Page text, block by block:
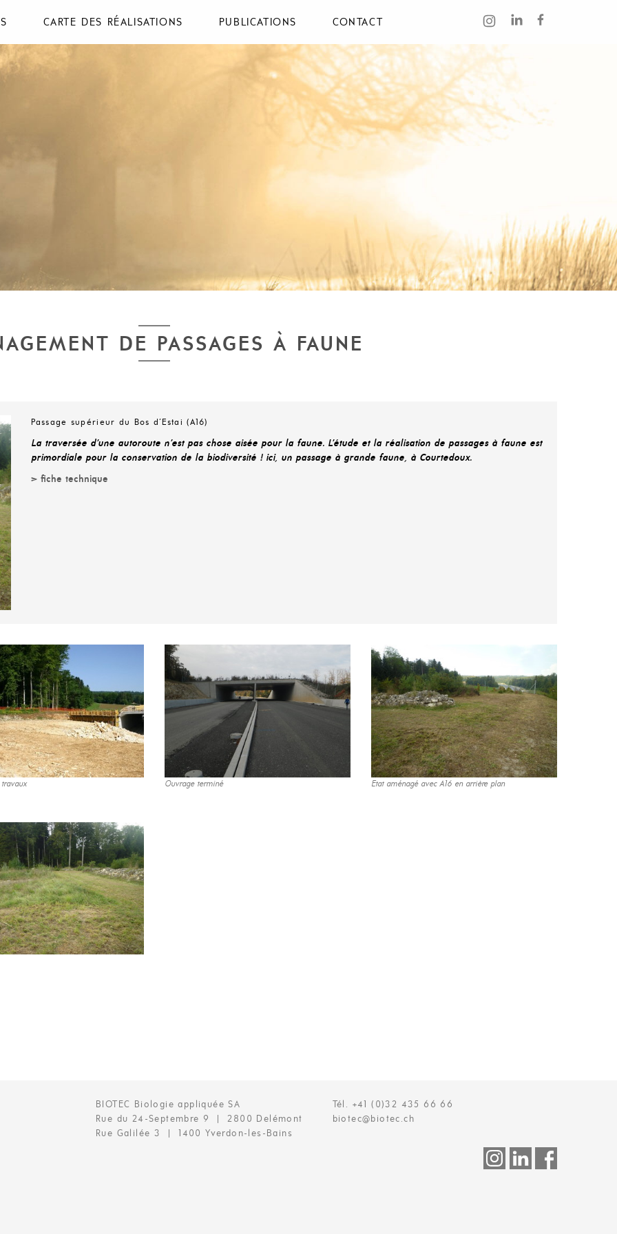
CARTE DES RÉALISATIONS PUBLICATIONS CONTACT
DE PASSAGES À FAUNE
Passage supérieur du Bos d’Estai (A16)
La traversée d’une autoroute n’est pas chose aisée pour la faune. L’étude et la réalisation de passages à faune est
primordiale pour la conservation de la biodiversité ! ici, un passage à grande faune, à Courtedoux.
> fiche technique
Ouvrage terminé Etat aménagé avec A16 en arrière plan
BIOTEC Biologie appliquée SA
Rue du 24-Septembre 9 | 2800 Delémont
Rue Galilée 3 | 1400 Yverdon-les-Bains
Tél. +41 (0)32 435 66 66
biotec@biotec.ch